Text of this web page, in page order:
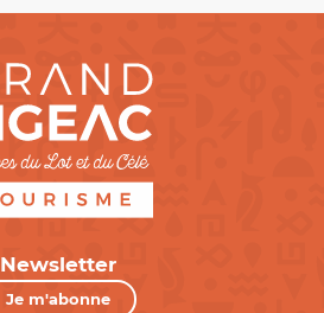
Newsletter
Je m'abonne